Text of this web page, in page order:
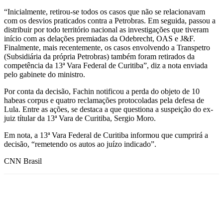
“Inicialmente, retirou-se todos os casos que não se relacionavam
com os desvios praticados contra a Petrobras. Em seguida, passou a
distribuir por todo território nacional as investigações que tiveram
início com as delações premiadas da Odebrecht, OAS e J&F.
Finalmente, mais recentemente, os casos envolvendo a Transpetro
(Subsidiária da própria Petrobras) também foram retirados da
competência da 13ª Vara Federal de Curitiba”, diz a nota enviada
pelo gabinete do ministro.
Por conta da decisão, Fachin notificou a perda do objeto de 10
habeas corpus e quatro reclamações protocoladas pela defesa de
Lula. Entre as ações, se destaca a que questiona a suspeição do ex-
juiz títular da 13ª Vara de Curitiba, Sergio Moro.
Em nota, a 13ª Vara Federal de Curitiba informou que cumprirá a
decisão, “remetendo os autos ao juízo indicado”.
CNN Brasil